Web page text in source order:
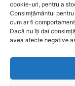
cookie-uri, pentru a
Consimțământul
cum ar fi
Dacă nu îți dai
avea afecte negative
Autorizații
Orașe
Contact